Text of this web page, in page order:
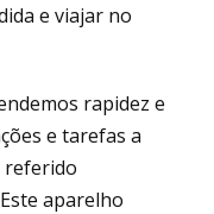
e viajar no
rapidez e
e tarefas a
referido
aparelho